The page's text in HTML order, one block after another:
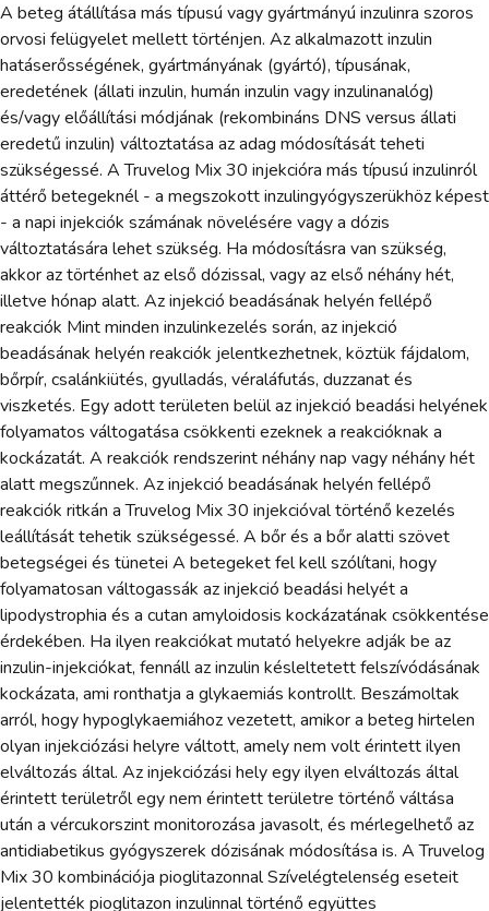
A beteg átállítása más típusú vagy gyártmányú inzulinra szoros
orvosi felügyelet mellett történjen. Az alkalmazott inzulin
hatáserősségének, gyártmányának (gyártó), típusának,
eredetének (állati inzulin, humán inzulin vagy inzulinanalóg)
és/vagy előállítási módjának (rekombináns DNS versus állati
eredetű inzulin) változtatása az adag módosítását teheti
szükségessé. A Truvelog Mix 30 injekcióra más típusú inzulinról
áttérő betegeknél - a megszokott inzulingyógyszerükhöz képest
- a napi injekciók számának növelésére vagy a dózis
változtatására lehet szükség. Ha módosításra van szükség,
akkor az történhet az első dózissal, vagy az első néhány hét,
illetve hónap alatt. Az injekció beadásának helyén fellépő
reakciók Mint minden inzulinkezelés során, az injekció
beadásának helyén reakciók jelentkezhetnek, köztük fájdalom,
bőrpír, csalánkiütés, gyulladás, véraláfutás, duzzanat és
viszketés. Egy adott területen belül az injekció beadási helyének
folyamatos váltogatása csökkenti ezeknek a reakcióknak a
kockázatát. A reakciók rendszerint néhány nap vagy néhány hét
alatt megszűnnek. Az injekció beadásának helyén fellépő
reakciók ritkán a Truvelog Mix 30 injekcióval történő kezelés
leállítását tehetik szükségessé. A bőr és a bőr alatti szövet
betegségei és tünetei A betegeket fel kell szólítani, hogy
folyamatosan váltogassák az injekció beadási helyét a
lipodystrophia és a cutan amyloidosis kockázatának csökkentése
érdekében. Ha ilyen reakciókat mutató helyekre adják be az
inzulin-injekciókat, fennáll az inzulin késleltetett felszívódásának
kockázata, ami ronthatja a glykaemiás kontrollt. Beszámoltak
arról, hogy hypoglykaemiához vezetett, amikor a beteg hirtelen
olyan injekciózási helyre váltott, amely nem volt érintett ilyen
elváltozás által. Az injekciózási hely egy ilyen elváltozás által
érintett területről egy nem érintett területre történő váltása
után a vércukorszint monitorozása javasolt, és mérlegelhető az
antidiabetikus gyógyszerek dózisának módosítása is. A Truvelog
Mix 30 kombinációja pioglitazonnal Szívelégtelenség eseteit
jelentették pioglitazon inzulinnal történő együttes